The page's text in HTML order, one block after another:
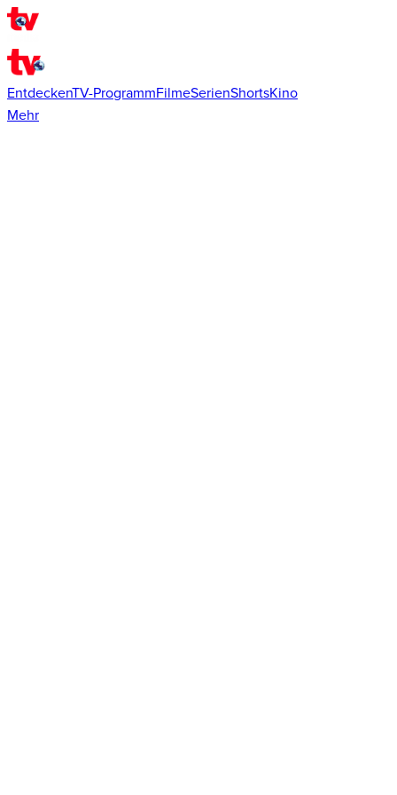
EntdeckenTV-ProgrammFilmeSerienShortsKino
Mehr